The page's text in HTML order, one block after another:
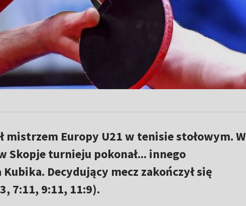
mistrzem Europy U21 w tenisie stołowym. W
Skopje turnieju pokonał... innego
Decydujący mecz zakończył się
7:11, 9:11, 11:9).